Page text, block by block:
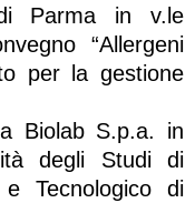
Parma in v.le
“Allergeni
per la gestione
Biolab S.p.a. in
degli Studi di
Tecnologico di